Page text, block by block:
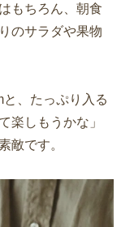
もちろん、朝食
のサラダや果物
、たっぷり入る
楽しもうかな」
敵です。